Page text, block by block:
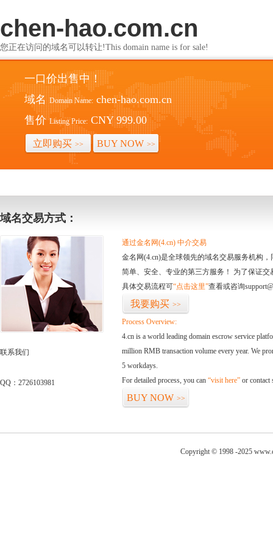
chen-hao.com.cn
您正在访问的域名可以转让!This domain name is for sale!
一口价出售中！
域名 Domain Name: chen-hao.com.cn
售价 Listing Price: CNY 999.00
立即购买 >> BUY NOW >>
域名交易方式：
联系我们
QQ：2726103981
通过金名网(4.cn) 中介交易
金名网(4.cn)是全球领先的域名交易服务机构
简单、安全、专业的第三方服务！ 为了保证
具体交易流程可“点击这里”查看或咨询
我要购买 >>
Process Overview:
4.cn is a world leading domain escrow service
million RMB transaction volume every year. We
5 workdays.
For detailed process, you can “visit here” or contact
BUY NOW >>
Copyright © 1998 -2025